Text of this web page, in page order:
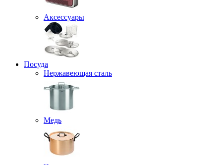
Аксессуары
Посуда
Нержавеющая сталь
Медь